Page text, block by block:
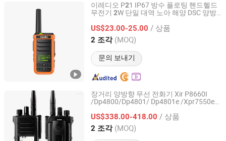
이레디오 P21 IP67 방수 플로팅 핸드헬드
무전기 2W 단일 대역 노아 해양 DSC 양방
US$23.00-25.00 / 상품
2 조각 (MOQ)
문의 보내기
Iradio Electronics Co., Ltd
Fujian, China 이후 2024
장거리 양방향 무선 전화기 Xir P8660I
/Dp4800/Dp4801/ Dp4801e /Xpr7550e
US$338.00-418.00 / 상품
2 조각 (MOQ)
Quanzhou Jimao Electronic Commerce Co., Ltd.
Fujian, China 이후 2023